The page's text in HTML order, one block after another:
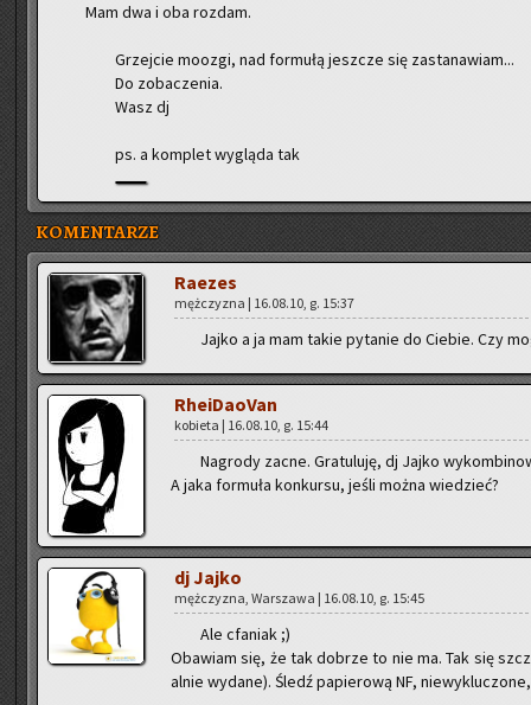
Mam dwa i oba roz­dam.
Grzej­cie mo­ozgi, nad for­mu­łą jesz­cze się za­sta­na­wiam...
Do zo­ba­cze­nia.
Wasz dj
ps. a kom­plet wy­glą­da tak
KOMENTARZE
Ra­ezes
męż­czy­zna | 16.08.10, g. 15:37
Jajko a ja mam takie py­ta­nie do Cie­bie. Czy
Rhe­iDa­oVan
ko­bie­ta | 16.08.10, g. 15:44
Na­gro­dy zacne. Gra­tu­lu­ję, dj Jajko
A jaka for­mu­ła kon­kur­su, jeśli można wie­dzieć?
dj Jajko
męż­czy­zna, War­sza­wa | 16.08.10, g. 15:45
Ale cfa­niak ;)
Oba­wiam się, że tak do­brze to nie ma. Tak się
al­nie wy­da­ne). Śledź pa­pie­ro­wą NF,